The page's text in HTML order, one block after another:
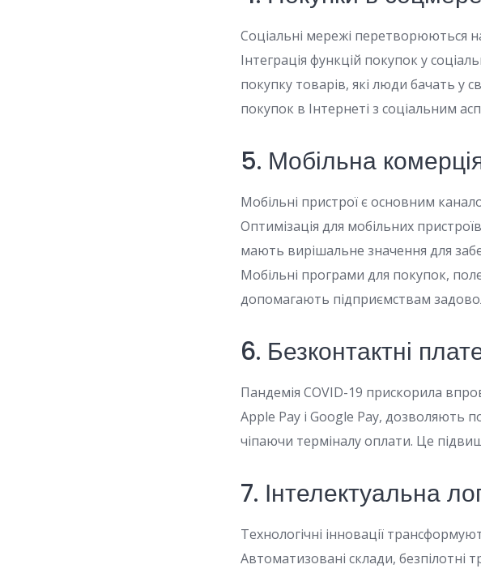
Соціальні мережі перетворюються
Інтеграція функцій покупок у
покупку товарів, які люди бачать у
покупок в Інтернеті з соціальним
5. Мобільна
Мобільні пристрої є основним
Оптимізація для мобільних
мають вирішальне значення для
Мобільні програми для покупок,
допомагають підприємствам
6. Безконтактні
Пандемія COVID-19 прискорила
Apple Pay і Google Pay, дозволяють
чіпаючи терміналу оплати. Це
7. Інтелектуальна
Технологічні інновації
Автоматизовані склади, безпілотні